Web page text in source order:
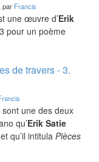
, par Francis
une œuvre d’Erik
pour un poème
de travers - 3.
une des deux
qu’Erik Satie
qu’il intitulaPièces